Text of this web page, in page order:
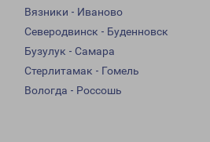
Вязники - Иваново
Северодвинск - Буденновск
Бузулук - Самара
Стерлитамак - Гомель
Вологда - Россошь